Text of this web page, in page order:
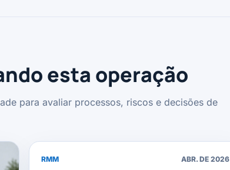
esta operação
para avaliar processos, riscos e decisões de
RMM ABR. DE 2026